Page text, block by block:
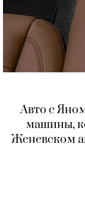
Авто с
машины,
Женевском